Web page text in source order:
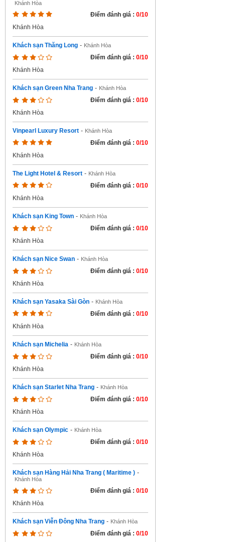
Khánh Hòa
Điểm đánh giá : 0/10
Khánh Hòa
Khách sạn Thăng Long - Khánh Hòa
Điểm đánh giá : 0/10
Khánh Hòa
Khách sạn Green Nha Trang - Khánh Hòa
Điểm đánh giá : 0/10
Khánh Hòa
Vinpearl Luxury Resort - Khánh Hòa
Điểm đánh giá : 0/10
Khánh Hòa
The Light Hotel & Resort - Khánh Hòa
Điểm đánh giá : 0/10
Khánh Hòa
Khách sạn King Town - Khánh Hòa
Điểm đánh giá : 0/10
Khánh Hòa
Khách sạn Nice Swan - Khánh Hòa
Điểm đánh giá : 0/10
Khánh Hòa
Khách sạn Yasaka Sài Gòn - Khánh Hòa
Điểm đánh giá : 0/10
Khánh Hòa
Khách sạn Michelia - Khánh Hòa
Điểm đánh giá : 0/10
Khánh Hòa
Khách sạn Starlet Nha Trang - Khánh Hòa
Điểm đánh giá : 0/10
Khánh Hòa
Khách sạn Olympic - Khánh Hòa
Điểm đánh giá : 0/10
Khánh Hòa
Khách sạn Hàng Hải Nha Trang ( Maritime ) -
Khánh Hòa
Điểm đánh giá : 0/10
Khánh Hòa
Khách sạn Viễn Đông Nha Trang - Khánh Hòa
Điểm đánh giá : 0/10